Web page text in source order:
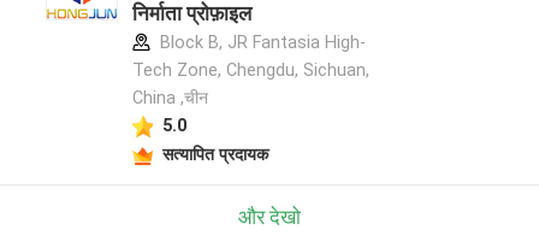
निर्माता प्रोफ़ाइल
Block B, JR Fantasia High-
Tech Zone, Chengdu, Sichuan,
China ,चीन
5.0
सत्यापित प्रदायक
और देखो